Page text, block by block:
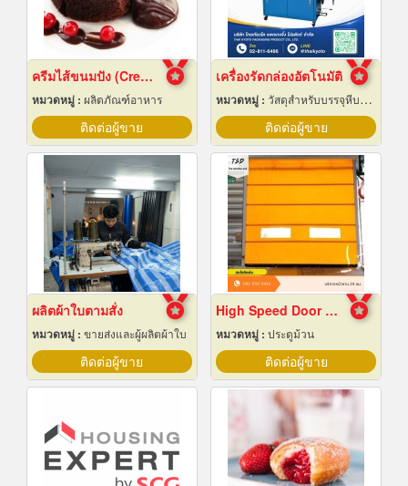
ครีมไส้ขนมปัง (Cream fillings for bread)
หมวดหมู่ : ผลิตภัณฑ์อาหาร
ติดต่อผู้ขาย
เครื่องรัดกล่องอัตโนมัติ
หมวดหมู่ : วัสดุสำหรับบรรจุหีบห่อเครื่องจักรกล
ติดต่อผู้ขาย
ผลิตผ้าใบตามสั่ง
หมวดหมู่ : ขายส่งและผู้ผลิตผ้าใบ
ติดต่อผู้ขาย
High Speed Door สมุทรปราการ
หมวดหมู่ : ประตูม้วน
ติดต่อผู้ขาย